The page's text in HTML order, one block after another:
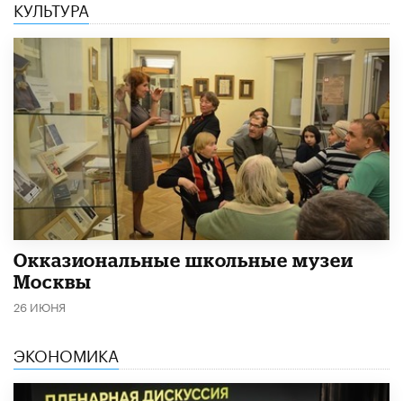
КУЛЬТУРА
​Окказиональные школьные музеи
Москвы
26 ИЮНЯ
ЭКОНОМИКА